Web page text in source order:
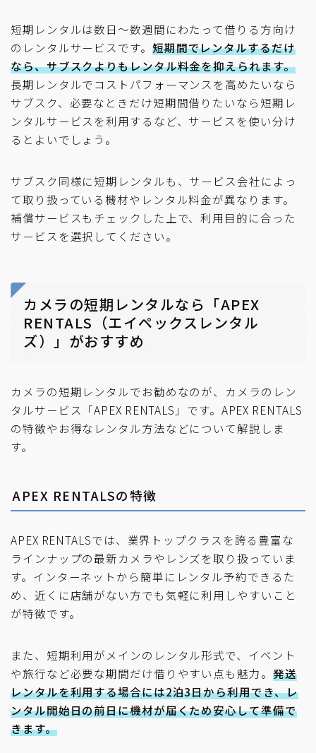
短期レンタルは数日～数週間にわたって借りる方向け
のレンタルサービスです。 短期間でレンタルするだけ
なら、サブスクよりもレンタル料金を抑えられます。
長期レンタルでコストパフォーマンスを高めたいなら
サブスク、必要なときだけ短期間借りたいなら短期レ
ンタルサービスを利用するなど、サービスを使い分け
るとよいでしょう。
サブスク同様に短期レンタルも、サービス会社によっ
て取り扱っている機材やレンタル料金が異なります。
補償サービスもチェックした上で、利用目的に合った
サービスを選択してください。
カメラの短期レンタルなら「APEX
RENTALS（エイペックスレンタル
ズ）」がおすすめ
カメラの短期レンタルでお勧めなのが、カメラのレン
タルサービス「APEX RENTALS」です。APEX RENTALS
の特徴やお得なレンタル方法などについて解説しま
す。
APEX RENTALSの特徴
APEX RENTALSでは、業界トップクラスを誇る豊富な
ラインナップの最新カメラやレンズを取り扱っていま
す。インターネットから簡単にレンタル予約できるた
め、近くに店舗がない方でも気軽に利用しやすいこと
が特徴です。
また、短期利用がメインのレンタル形式で、イベント
や旅行など必要な期間だけ借りやすい点も魅力。 発送
レンタルを利用する場合には2泊3日から利用でき、レ
ンタル開始日の前日に機材が届くため安心して準備で
きます。